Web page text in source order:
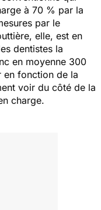
à 70 % par la
par le
elle, est en
dentistes la
en moyenne 300
en fonction de la
voir du côté de la
charge.